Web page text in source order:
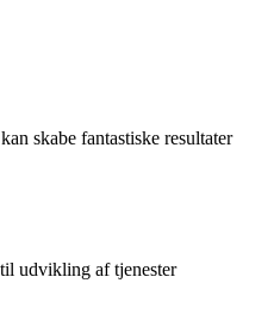
skabe fantastiske resultater
udvikling af tjenester